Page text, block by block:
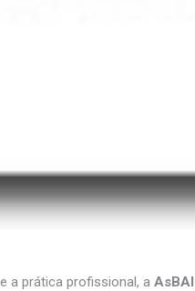
a prática profissional, a AsBAI